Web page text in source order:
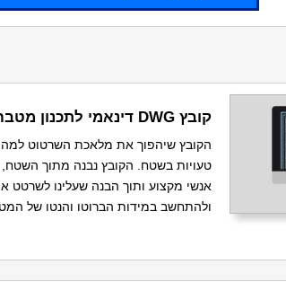
קובץ DWG דינאמי לתכנון מטבחים
הקובץ שיהפוך את מלאכת השרטוט
טעויות בשטח. הקובץ נבנה מתוך
אנשי מקצוע ותוך הבנה שעלינו
ולהתחשב במידות הברוטו והנטו של